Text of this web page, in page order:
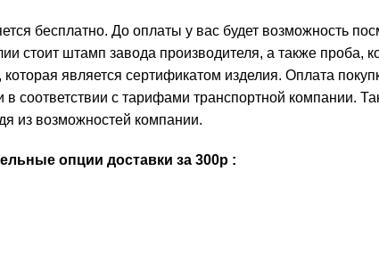
бесплатно. До оплаты у вас будет возможность
стоит штамп завода производителя, а также проба,
является сертификатом изделия. Оплата
в соответствии с тарифами транспортной
из возможностей компании.
опции доставки за 300р :